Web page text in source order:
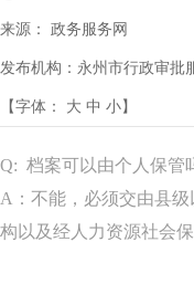
来源： 政务服务网
发布机构： 永州市行政审批
【字体： 大 中 小】
Q: 档案可以由个人保管
A： 不能，必须交由县
构以及经人力资源社会